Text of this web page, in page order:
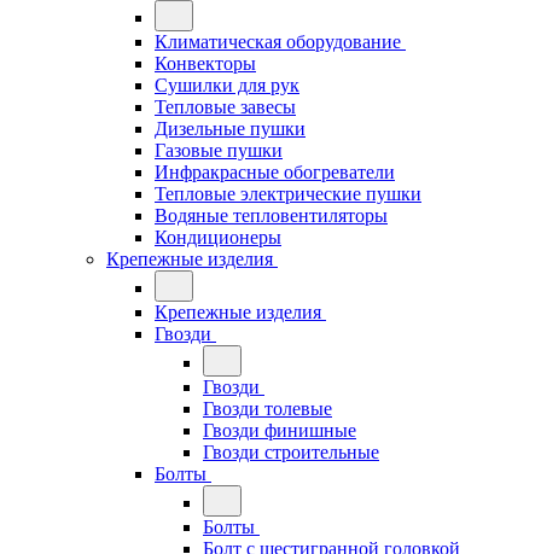
Климатическая оборудование
Конвекторы
Сушилки для рук
Тепловые завесы
Дизельные пушки
Газовые пушки
Инфракрасные обогреватели
Тепловые электрические пушки
Водяные тепловентиляторы
Кондиционеры
Крепежные изделия
Крепежные изделия
Гвозди
Гвозди
Гвозди толевые
Гвозди финишные
Гвозди строительные
Болты
Болты
Болт с шестигранной головкой